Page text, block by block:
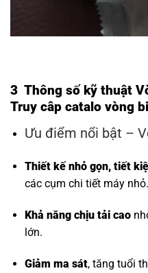
3 Thông số kỹ thuật
Truy câp catalo vòng bi
Ưu điểm nổi bật –
Thiết kế nhỏ gọn, tiết
các cụm chi tiết máy nhỏ.
Khả năng chịu tải cao
lớn.
Giảm ma sát, tăng tuổi